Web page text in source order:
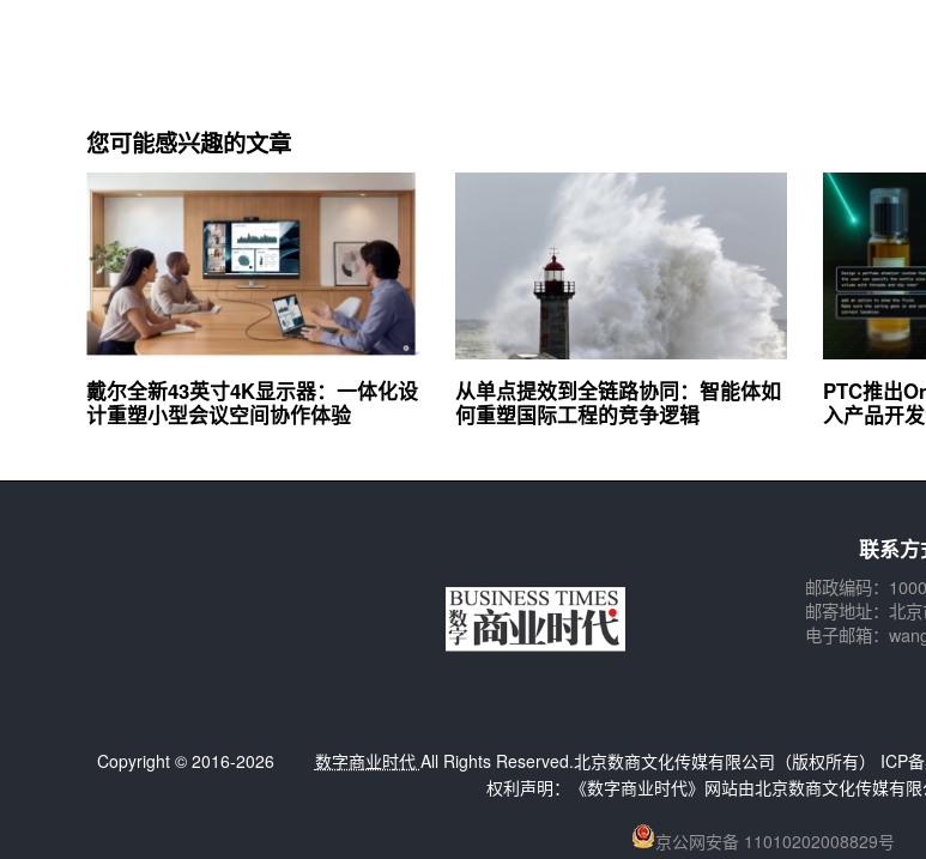
您可能感兴趣的文章
戴尔全新43英寸4K显示器：一体化设
计重塑小型会议空间协作体验
从单点提效到全链路协同：智能体如
何重塑国际工程的竞争逻辑
PTC推出
入产品开
联系方
邮政编码：
邮寄地址：北
电子邮箱：
Copyright © 2016-2026 数字商业时代 All Rights Reserved.北京数商文化传媒有限公司（版权所有） ICP
权利声明：《数字商业时代》网站由北京数商文化传媒有限
京公网安备 11010202008829号